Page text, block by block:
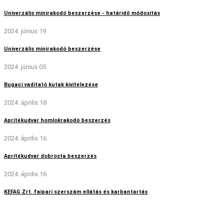
Univerzális minirakodó beszerzése - határidő módosítás
2024. június 19
Univerzális minirakodó beszerzése
2024. június 05
Bugaci vaditató kutak kivitelezése
2024. április 18
Aprítékudvar homlokrakodó beszerzés
2024. április 16
Aprítékudvar dobrosta beszerzés
2024. április 16
KEFAG Zrt. faipari szerszám ellátás és karbantartás